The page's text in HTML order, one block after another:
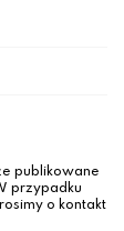
publikowane
przypadku
o kontakt